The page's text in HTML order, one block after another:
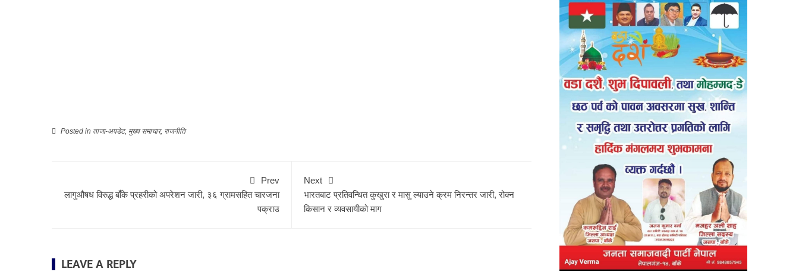
Posted in ताजा-अपडेट, मुख्य समाचार, राजनीति
Prev
लागुऔषध विरुद्ध बाँके प्रहरीको अपरेशन जारी, ३६ ग्रामसहित चारजना
पक्राउ
Next
भारतबाट प्रतिवन्धित कुखुरा र मासु ल्याउने क्रम निरन्तर जारी, रोक्न
किसान र व्यवसायीको माग
LEAVE A REPLY